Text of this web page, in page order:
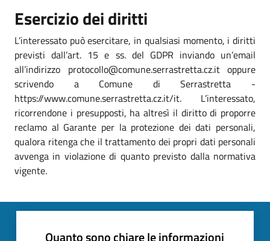
Esercizio dei diritti
L’interessato può esercitare, in qualsiasi momento, i diritti
previsti dall’art. 15 e ss. del GDPR inviando un’email
all’indirizzo protocollo@comune.serrastretta.cz.it oppure
scrivendo a Comune di Serrastretta -
https://www.comune.serrastretta.cz.it/it. L’interessato,
ricorrendone i presupposti, ha altresì il diritto di proporre
reclamo al Garante per la protezione dei dati personali,
qualora ritenga che il trattamento dei propri dati personali
avvenga in violazione di quanto previsto dalla normativa
vigente.
Quanto sono chiare le informazioni